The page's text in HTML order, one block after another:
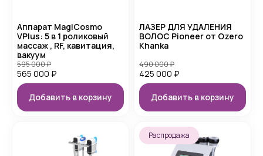
Аппарат MagiCosmo
VPlus: 5 в 1 роликовый
массаж , RF, кавитация,
вакуум
565 000 ₽
595 000₽
Добавить в корзину
ЛАЗЕР ДЛЯ УДАЛЕНИЯ
ВОЛОС Pioneer от Ozero
Khanka
425 000 ₽
490 000₽
Добавить в корзину
Распродажа